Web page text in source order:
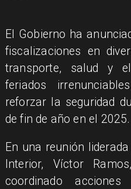
El Gobierno ha
fiscalizaciones en
transporte, salud y
feriados
reforzar la seguridad
de fin de año en el 2025.
En una reunión
Interior, Víctor
coordinado